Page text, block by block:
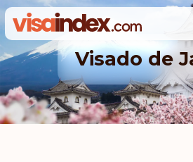
Visado de